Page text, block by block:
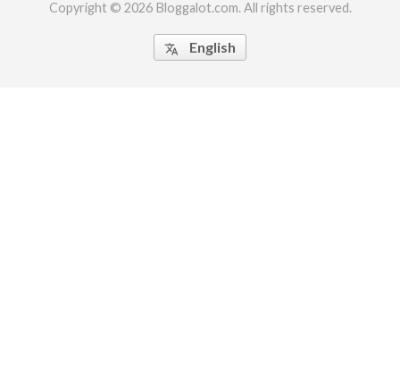
Copyright © 2026 Bloggalot.com. All rights reserved.
translate English